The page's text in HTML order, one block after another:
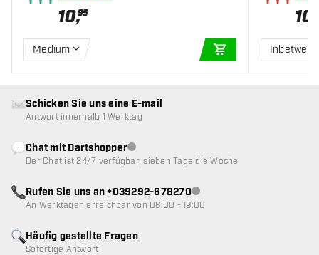
10,95
Medium
IN DEN
10
Inbetween
Häufig gestellte Fragen
Sofortige Antwort
Schicken Sie uns eine E-mail
Antwort innerhalb 1 Werktag
Chat mit DartshopperKundenservice nicht verfügbar
Der Chat ist 24/7 verfügbar, sieben Tage die Woche
Rufen Sie uns an +039292-678270Kundenservice nicht
An Werktagen erreichbar von 08:00 - 19:00